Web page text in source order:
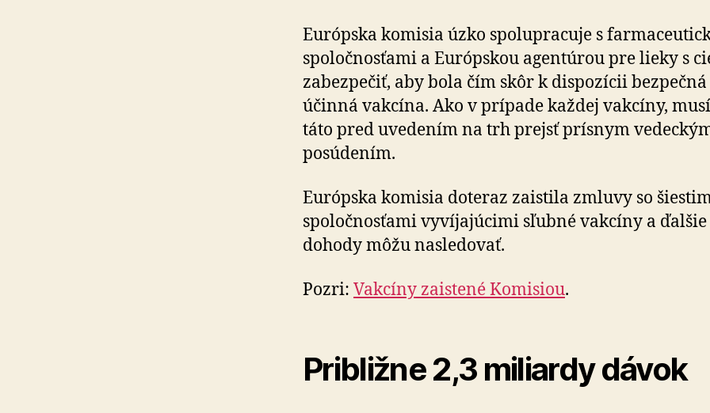
Európska komisia úzko spolupracuje s
spoločnosťami a Európskou agentúrou pre lieky s
zabezpečiť, aby bola čím skôr k dispozícii bezpečná
účinná vakcína. Ako v prípade každej vakcíny,
táto pred uvedením na trh prejsť prísnym
posúdením.
Európska komisia doteraz zaistila zmluvy so
spoločnosťami vyvíjajúcimi sľubné vakcíny a ďalšie
dohody môžu nasledovať.
Pozri: Vakcíny zaistené Komisiou.
Približne 2,3 miliardy dávok